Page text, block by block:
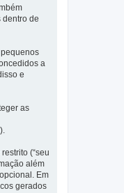
dentro de
a
e
as
(“seu
além
Em
gerados